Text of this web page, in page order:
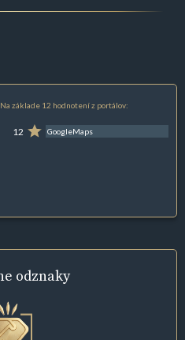
Na základe 12 hodnotení z portálov:
12 GoogleMaps
odznaky